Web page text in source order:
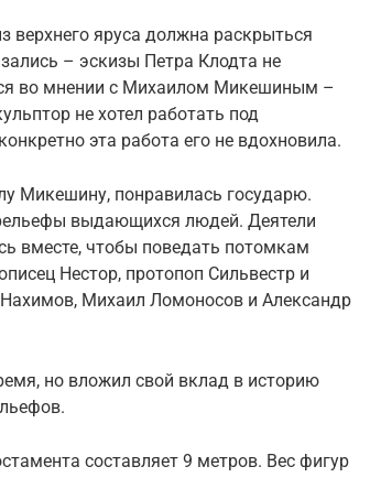
яруса должна раскрыться
– эскизы Петра Клодта не
во мнении с Михаилом Микешиным –
не хотел работать под
эта работа его не вдохновила.
Микешину, понравилась государю.
выдающихся людей. Деятели
вместе, чтобы поведать потомкам
Нестор, протопоп Сильвестр и
Михаил Ломоносов и Александр
но вложил свой вклад в историю
составляет 9 метров. Вес фигур